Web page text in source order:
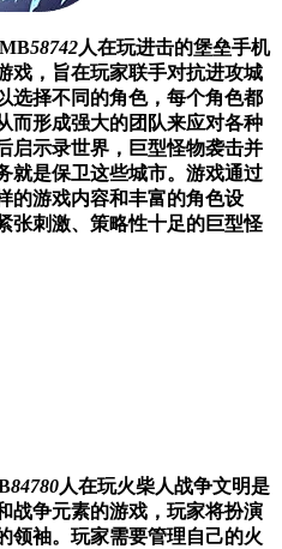
58742人在玩进击的堡垒手机
戏，旨在玩家联手对抗进攻城
选择不同的角色，每个角色都
而形成强大的团队来应对各种
启示录世界，巨型怪物袭击并
就是保卫这些城市。游戏通过
的游戏内容和丰富的角色设
张刺激、策略性十足的巨型怪
84780人在玩火柴人战争文明是
战争元素的游戏，玩家将扮演
领袖。玩家需要管理自己的火